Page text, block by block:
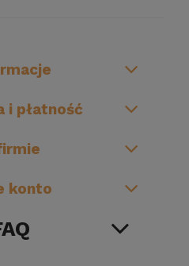
i płatność
konto